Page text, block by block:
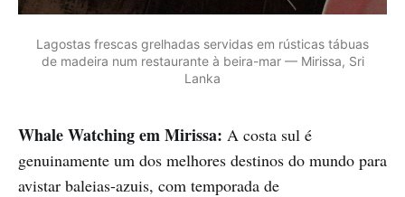
Lagostas frescas grelhadas servidas em rústicas tábuas
de madeira num restaurante à beira-mar — Mirissa, Sri
Lanka
Whale Watching em Mirissa: A costa sul é
genuinamente um dos melhores destinos do mundo para
avistar baleias-azuis, com temporada de